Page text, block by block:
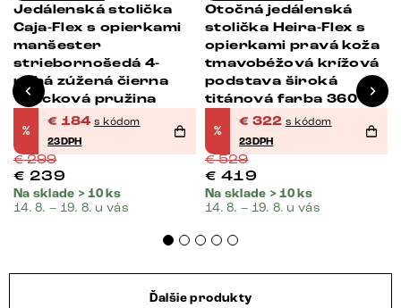
Jedálenská stolička
Caja-Flex s opierkami
manšester
striebornošedá 4-
nohá zúžená čierna
vrecková pružina
%
€ 184 s kódom
23DPH
€299
€ 239
Na sklade > 10 ks
14. 8. – 19. 8. u vás
Otočná jedálenská
stolička Heira-Flex s
opierkami pravá koža
tmavobéžová krížová
podstava široká
titánová farba 360°
otočná vrecková
pružina
%
€ 322 s kódom
23DPH
€529
€ 419
Na sklade > 10 ks
14. 8. – 19. 8. u vás
Ďalšie produkty